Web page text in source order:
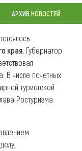
АРХИВ НОВОСТЕЙ
края. Губернатор
В числе почетных
туристской
Ростуризма